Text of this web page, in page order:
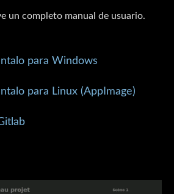
un completo manual de usuario.
para Windows
para Linux (AppImage)